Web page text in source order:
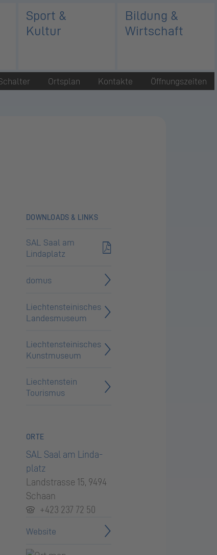
Sport &
Kultur
Bildung &
Wirtschaft
Ortsplan Kontakte Öffnungszeiten
DOWNLOADS & LINKS
SAL Saal am
Lindaplatz
domus
Liech­ten­stei­ni­sches
Lan­des­mu­se­um
Liech­ten­stei­ni­sches
Kunst­mu­se­um
Liechtenstein
Tourismus
ORTE
SAL Saal am Linda­
platz
Landstrasse 15, 9494
Schaan
+423 237 72 50
Website